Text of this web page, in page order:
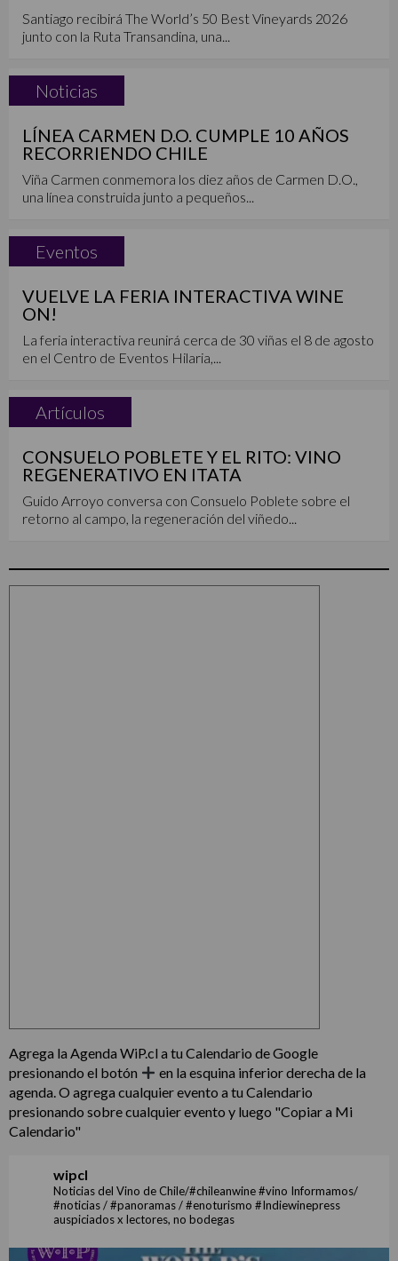
Santiago recibirá The World’s 50 Best Vineyards 2026
junto con la Ruta Transandina, una...
Noticias
LÍNEA CARMEN D.O. CUMPLE 10 AÑOS
RECORRIENDO CHILE
Viña Carmen conmemora los diez años de Carmen D.O.,
una línea construida junto a pequeños...
Eventos
VUELVE LA FERIA INTERACTIVA WINE
ON!
La feria interactiva reunirá cerca de 30 viñas el 8 de agosto
en el Centro de Eventos Hilaria,...
Artículos
CONSUELO POBLETE Y EL RITO: VINO
REGENERATIVO EN ITATA
Guido Arroyo conversa con Consuelo Poblete sobre el
retorno al campo, la regeneración del viñedo...
Agrega la Agenda WiP.cl a tu Calendario de Google
presionando el botón
en la esquina inferior derecha de la
agenda. O agrega cualquier evento a tu Calendario
presionando sobre cualquier evento y luego "Copiar a Mi
Calendario"
wipcl
Noticias del Vino de Chile/#chileanwine #vino Informamos/
#noticias / #panoramas / #enoturismo #Indiewinepress
auspiciados x lectores, no bodegas